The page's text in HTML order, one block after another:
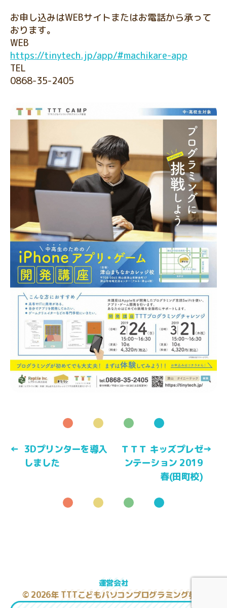
お申し込みはWEBサイトまたはお電話から承って
おります。
WEB
https://tinytech.jp/app/#machikare-app
TEL
0868-35-2405
← 3Dプリンターを導入
しました
→
ＴＴＴ キッズプレゼ
ンテーション 2019
春(田町校)
運営会社
© 2026年 TTTこどもパソコンプログラミング教室